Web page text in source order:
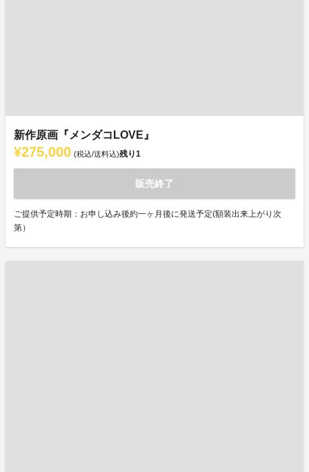
新作原画『メンダコLOVE』
¥275,000 (税込/送料込)残り1
販売終了
ご提供予定時期：お申し込み後約一ヶ月後に発送予定(額装出来上がり次
第）